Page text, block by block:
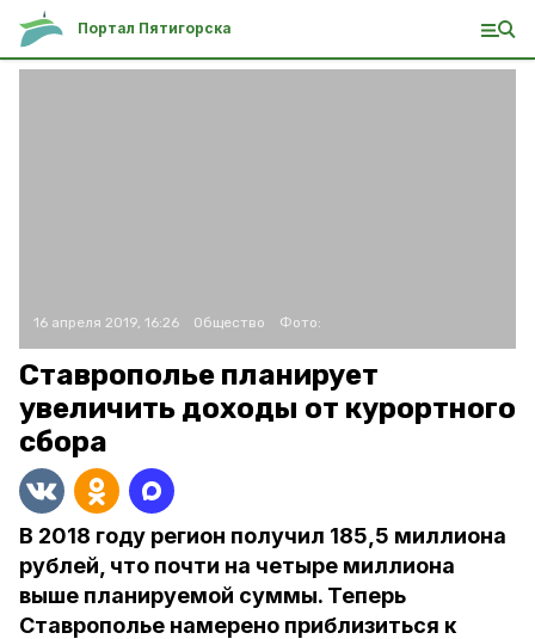
Портал Пятигорска
16 апреля 2019, 16:26 Общество Фото:
Ставрополье планирует
увеличить доходы от курортного
сбора
В 2018 году регион получил 185,5 миллиона
рублей, что почти на четыре миллиона
выше планируемой суммы. Теперь
Ставрополье намерено приблизиться к